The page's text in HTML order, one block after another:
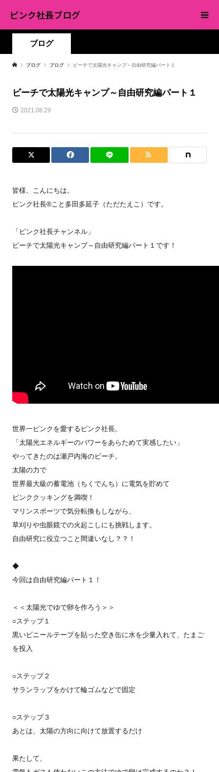
ピンク社長ブログ
ブログ
ブログ ブログ ビーチで太陽光キャンプ～自由研究編パート１
ビーチで太陽光キャンプ～自由研究編パート１
2021.08.29
皆様、こんにちは。
ピンク社長®︎こと多田多延子（ただたえこ）です。
「ピンク社長チャンネル」
ビーチで太陽光キャンプ～自由研究編パート１です！
世界一ピンクを愛するピンク社長。
「太陽光エネルギーのパワーをあらためて実感したい」
やってきたのは瀬戸内海のビーチ。
太陽の力で
世界最大級の蓄電池（ちくでんち）に電気を貯めて
ピンククッキングを満喫！
マリンスポーツで気分転換もしながら、
草刈りや虫眼鏡での火起こしにも挑戦します。
自由研究に役立つこと間違いなし？？！
◆
今回は自由研究編パート１！
＜＜太陽光でゆで卵を作ろう＞＞
○ステップ１
黒いビニールテープを貼った空き缶に水を少量入れて、たまご
を投入
○ステップ２
サランラップをかけて輪ゴムなどで固定
○ステップ３
あとは、太陽の方向に向けて放置するだけ
果たして、